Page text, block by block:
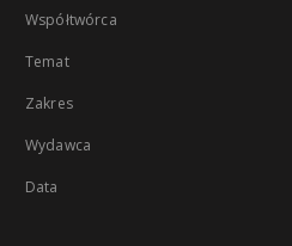
Współtwórca
Temat
Zakres
Wydawca
Data